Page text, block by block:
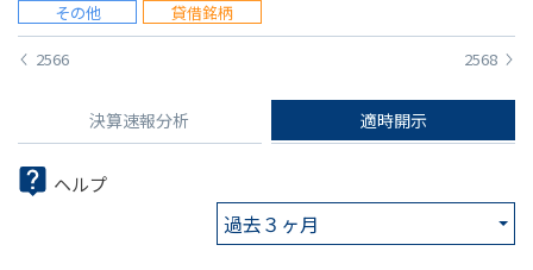
その他
貸借銘柄
2566 2568
決算速報分析 適時開示
ヘルプ